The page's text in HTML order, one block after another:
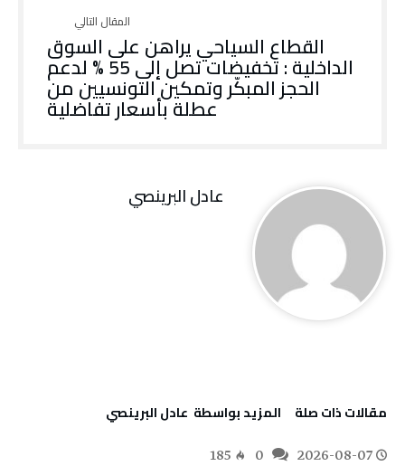
القطاع السياحي يراهن على السوق
الداخلية : تخفيضات تصل إلى 55 % لدعم
الحجز المبكّر وتمكين التونسيين من
عطلة بأسعار تفاضلية
عادل البرينصي
‫مقالات ذات صلة‬ ‫‫المزيد بواسطة‬ ‬ عادل البرينصي
2026-08-07
185